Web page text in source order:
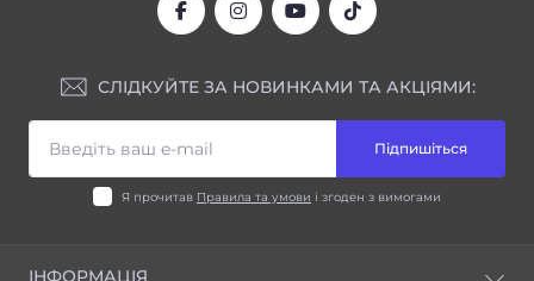
СЛІДКУЙТЕ ЗА НОВИНКАМИ ТА АКЦІЯМИ:
Підпишіться
Я прочитав Правила та умови і згоден з вимогами
ІНФОРМАЦІЯ